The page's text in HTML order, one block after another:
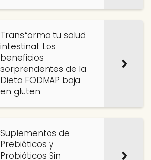
Transforma tu salud
intestinal: Los
beneficios
sorprendentes de la
Dieta FODMAP baja
en gluten
Suplementos de
Prebióticos y
Probióticos Sin